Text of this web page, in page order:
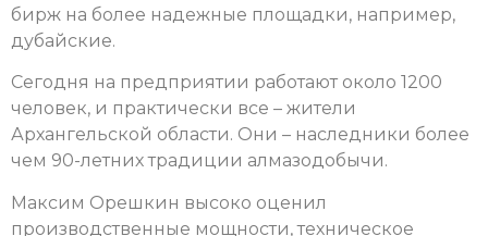
бирж на более надежные площадки, например,
дубайские.
Сегодня на предприятии работают около 1200
человек, и практически все – жители
Архангельской области. Они – наследники более
чем 90-летних традиции алмазодобычи.
Максим Орешкин высоко оценил
производственные мощности, техническое